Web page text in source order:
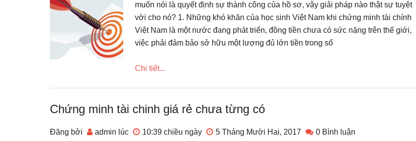
muốn nói là quyết định sự thành công của hồ sơ, vậy giải pháp nào thật sự tuyệt
vời cho nó? 1. Những khó khăn của học sinh Việt Nam khi chứng minh tài chính
Việt Nam là một nước đang phát triển, đồng tiền chưa có sức nặng trên thế giới,
việc phải đảm bảo sở hữu một lượng đủ lớn tiền trong sổ
Chi tiết...
Chứng minh tài chinh giá rẻ chưa từng có
Đăng bởi admin lúc 10:39 chiều ngày 5 Tháng Mười Hai, 2017 0 Bình luận